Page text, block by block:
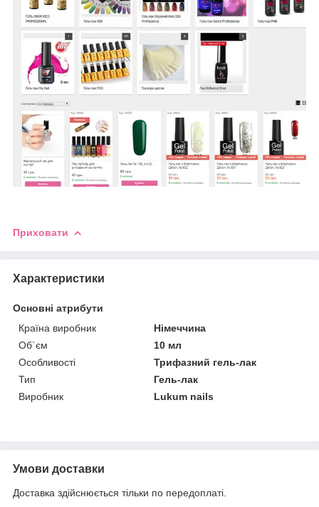
Приховати
Характеристики
Основні атрибути
Країна виробник
Німеччина
Об`єм
10 мл
Особливості
Трифазний гель-лак
Тип
Гель-лак
Виробник
Lukum nails
Умови доставки
Доставка здійснюється тільки по передоплаті.